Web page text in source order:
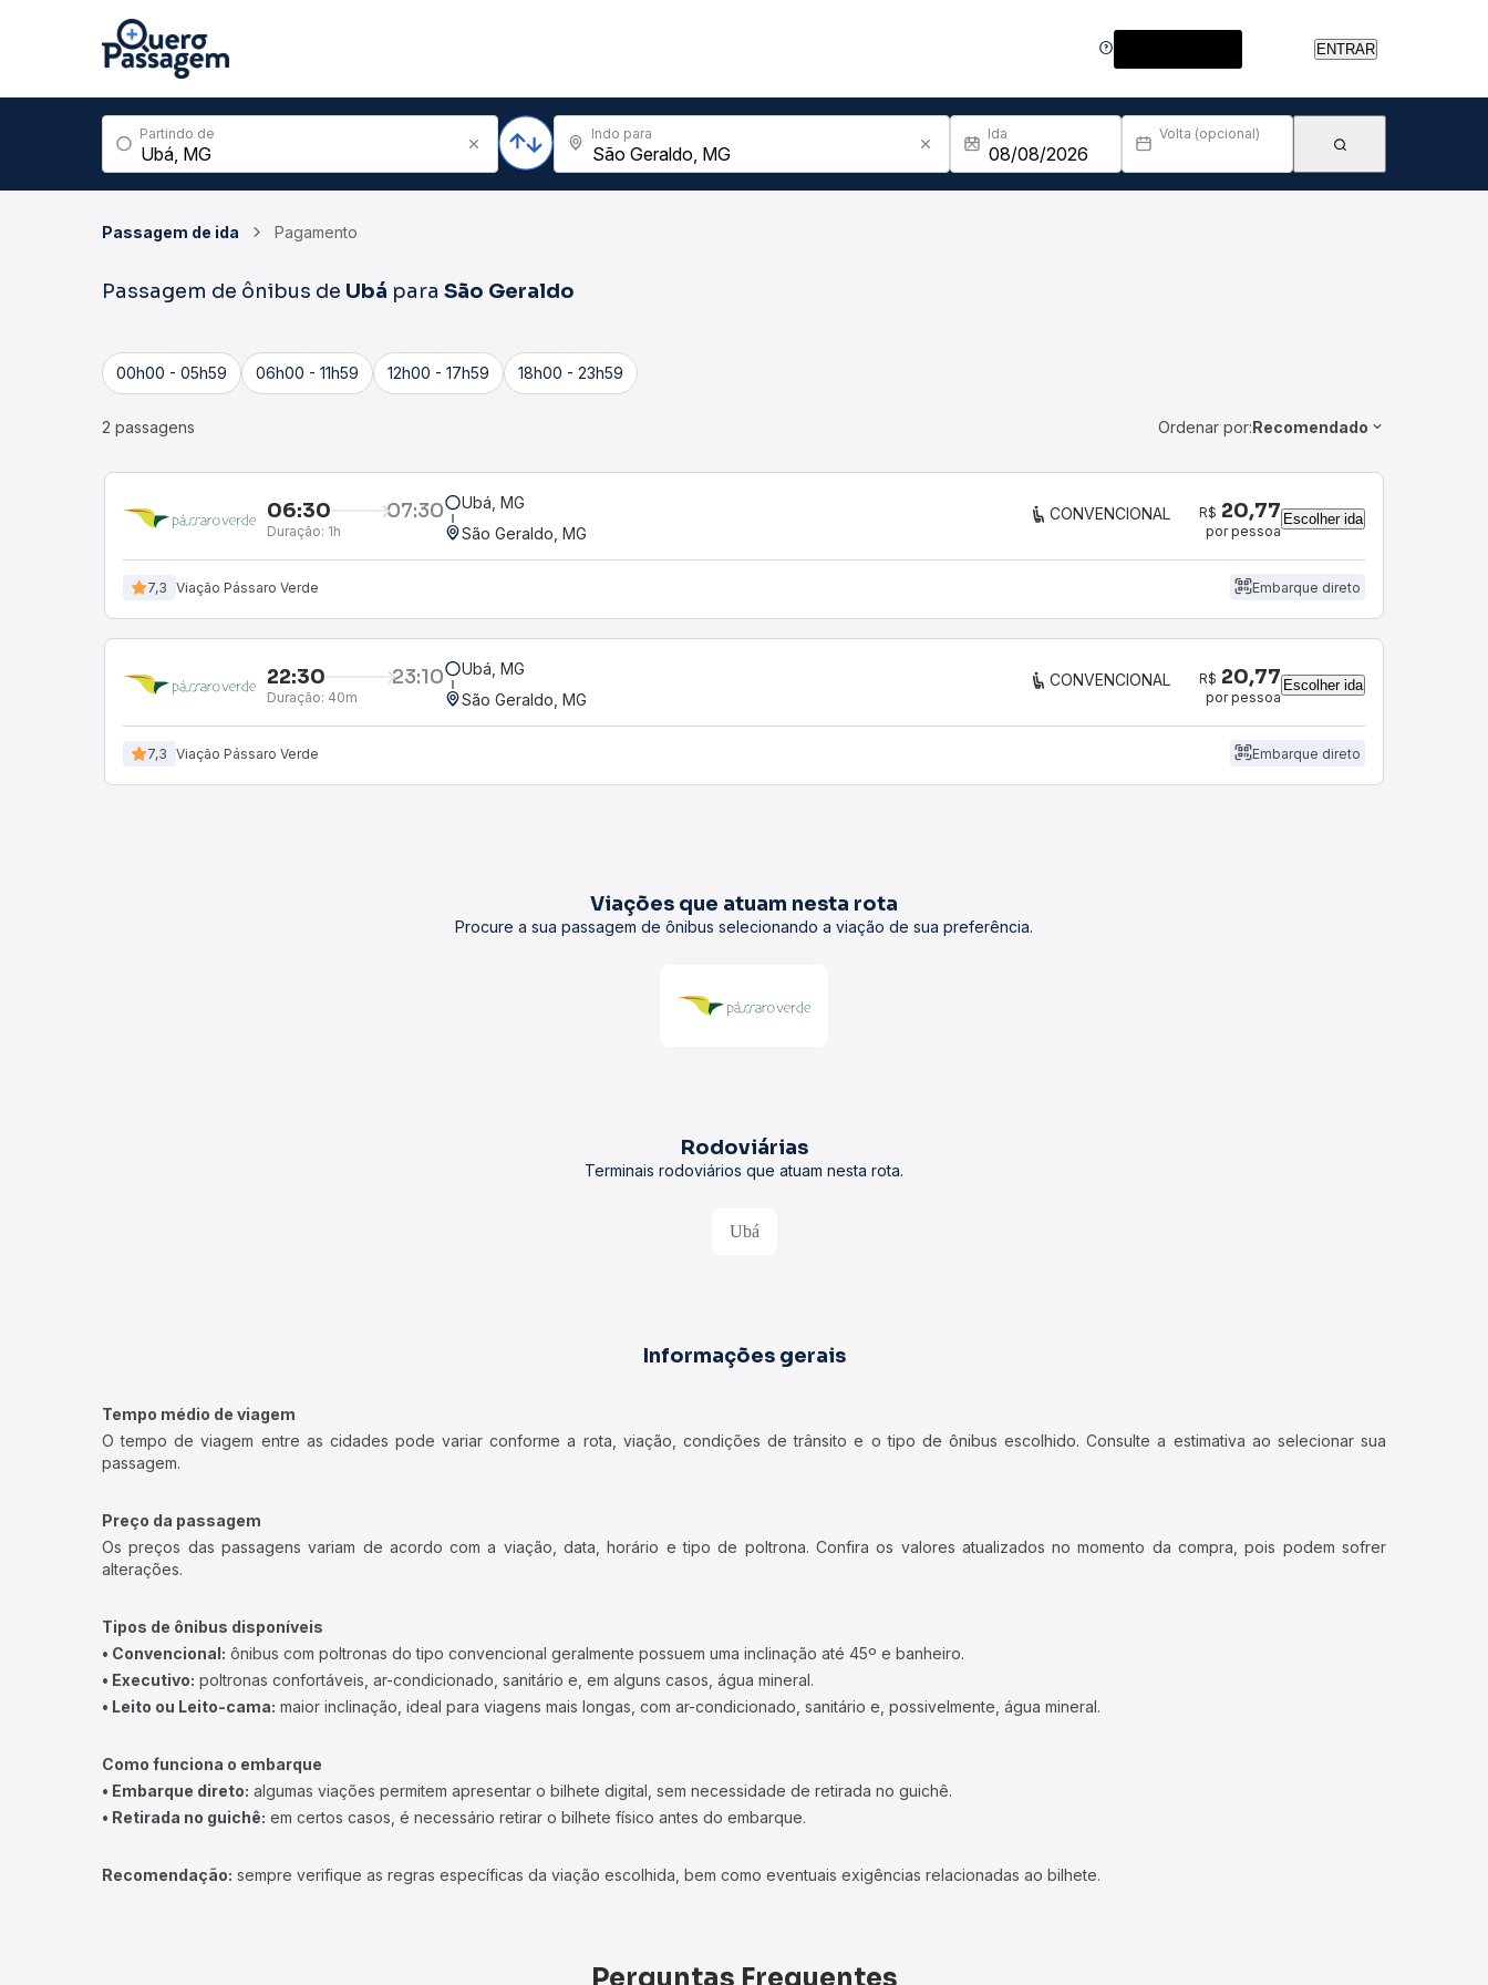
ENTRAR
Partindo de Indo para Ida Volta (opcional)
Passagem de ida Pagamento
Passagem de ônibus de Ubá para São Geraldo
00h00 - 05h59 06h00 - 11h59 12h00 - 17h59 18h00 - 23h59
2 passagens Ordenar por:Recomendado
06:30 07:30
Duração: 1h
Ubá, MG
São Geraldo, MG
CONVENCIONAL R$ 20,77
por pessoa
Escolher ida
7,3 Viação Pássaro Verde Embarque direto
22:30 23:10
Duração: 40m
Ubá, MG
São Geraldo, MG
CONVENCIONAL R$ 20,77
por pessoa
Escolher ida
7,3 Viação Pássaro Verde Embarque direto
Viações que atuam nesta rota
Procure a sua passagem de ônibus selecionando a viação de sua preferência.
Rodoviárias
Terminais rodoviários que atuam nesta rota.
Ubá
Informações gerais
Tempo médio de viagem
O tempo de viagem entre as cidades pode variar conforme a rota, viação, condições de trânsito e o tipo de ônibus escolhido. Consulte a estimativa ao selecionar sua
passagem.
Preço da passagem
Os preços das passagens variam de acordo com a viação, data, horário e tipo de poltrona. Confira os valores atualizados no momento da compra, pois podem sofrer
alterações.
Tipos de ônibus disponíveis
• Convencional: ônibus com poltronas do tipo convencional geralmente possuem uma inclinação até 45º e banheiro.
• Executivo: poltronas confortáveis, ar-condicionado, sanitário e, em alguns casos, água mineral.
• Leito ou Leito-cama: maior inclinação, ideal para viagens mais longas, com ar-condicionado, sanitário e, possivelmente, água mineral.
Como funciona o embarque
• Embarque direto: algumas viações permitem apresentar o bilhete digital, sem necessidade de retirada no guichê.
• Retirada no guichê: em certos casos, é necessário retirar o bilhete físico antes do embarque.
Recomendação: sempre verifique as regras específicas da viação escolhida, bem como eventuais exigências relacionadas ao bilhete.
Perguntas Frequentes